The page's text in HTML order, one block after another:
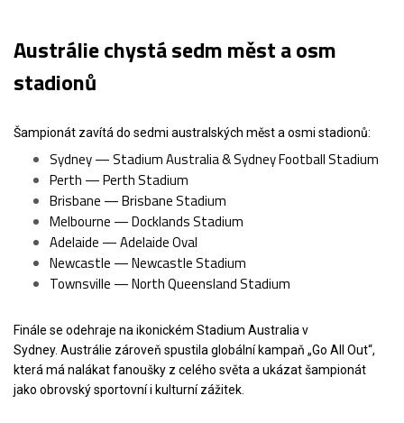
Austrálie chystá sedm měst a osm
stadionů
Šampionát zavítá do sedmi australských měst a osmi stadionů:
Sydney — Stadium Australia & Sydney Football Stadium
Perth — Perth Stadium
Brisbane — Brisbane Stadium
Melbourne — Docklands Stadium
Adelaide — Adelaide Oval
Newcastle — Newcastle Stadium
Townsville — North Queensland Stadium
Finále se odehraje na ikonickém Stadium Australia v
Sydney. Austrálie zároveň spustila globální kampaň „Go All Out“,
která má nalákat fanoušky z celého světa a ukázat šampionát
jako obrovský sportovní i kulturní zážitek.